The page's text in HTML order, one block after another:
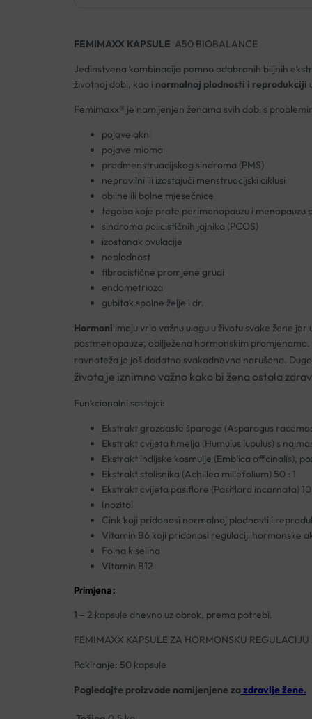
FEMIMAXX KAPSULE A50 BIOBALANCE
Jedinstvena kombinacija pomno odabranih biljnih
životnoj dobi, kao i normalnoj plodnosti i reprodukciji
Femimaxx® je namijenjen ženama svih dobi s
pojave akni
pojave mioma
predmenstruacijskog sindroma (PMS)
nepravilni ili izostajući menstruacijski ciklusi
obilne ili bolne mjesečnice
tegoba koje prate perimenopauzu i
sindroma policističnih jajnika (PCOS)
izostanak ovulacije
neplodnost
fibrocistične promjene grudi
endometrioza
gubitak spolne želje i dr.
Hormoni imaju vrlo važnu ulogu u životu svake žene
postmenopauze, obilježena hormonskim
ravnoteža je još dodatno svakodnevno narušena.
života je iznimno važno kako bi žena ostala
Funkcionalni sastojci:
Ekstrakt grozdaste šparoge (Asparagus
Ekstrakt cvijeta hmelja (Humulus lupulus) s
Ekstrakt indijske kosmulje (Emblica offcinalis),
Ekstrakt stolisnika (Achillea millefolium) 50 : 1
Ekstrakt cvijeta pasiflore (Pasiflora incarnata) 10
Inozitol
Cink koji pridonosi normalnoj plodnosti i
Vitamin B6 koji pridonosi regulaciji hormonske
Folna kiselina
Vitamin B12
Primjena:
1 – 2 kapsule dnevno uz obrok, prema potrebi.
FEMIMAXX KAPSULE ZA HORMONSKU
Pakiranje: 50 kapsule
Pogledajte proizvode namijenjene zazdravlje žene.